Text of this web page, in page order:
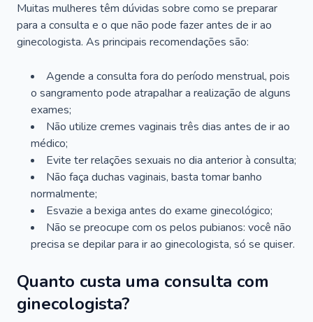
Muitas mulheres têm dúvidas sobre como se preparar
para a consulta e o que não pode fazer antes de ir ao
ginecologista. As principais recomendações são:
Agende a consulta fora do período menstrual, pois
o sangramento pode atrapalhar a realização de alguns
exames;
Não utilize cremes vaginais três dias antes de ir ao
médico;
Evite ter relações sexuais no dia anterior à consulta;
Não faça duchas vaginais, basta tomar banho
normalmente;
Esvazie a bexiga antes do exame ginecológico;
Não se preocupe com os pelos pubianos: você não
precisa se depilar para ir ao ginecologista, só se quiser.
Quanto custa uma consulta com
ginecologista?